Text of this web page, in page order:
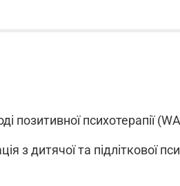
позитивної психотерапії
з дитячої та підліткової